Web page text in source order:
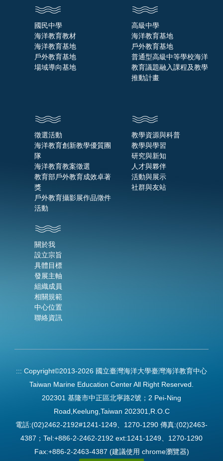
國民中學
海洋教育教材
海洋教育基地
戶外教育基地
場域導向基地
高級中學
海洋教育基地
戶外教育基地
普通型高級中等學校海洋
教育議題融入課程及教學
推動計畫
徵選活動
海洋教育創新教學優質團
隊
海洋教育教案徵選
教育部戶外教育成效卓著
獎
戶外教育攝影展作品徵件
活動
教學資源與科普
教學與學習
研究與新知
人才與夥伴
活動與展示
社群與友站
關於我
設立宗旨
具體目標
發展主軸
組織成員
相關規範
中心位置
聯絡資訊
::: Copyright©2013-2026 國立臺灣海洋大學臺灣海洋教育中心
Taiwan Marine Education Center All Right Reserved.
202301 基隆市中正區北寧路2號；2 Pei-Ning
Road,Keelung,Taiwan 202301,R.O.C
電話:(02)2462-2192#1241-1249、1270-1290 傳真:(02)2463-
4387；Tel:+886-2-2462-2192 ext:1241-1249、1270-1290
Fax:+886-2-2463-4387 (建議使用 chrome瀏覽器)